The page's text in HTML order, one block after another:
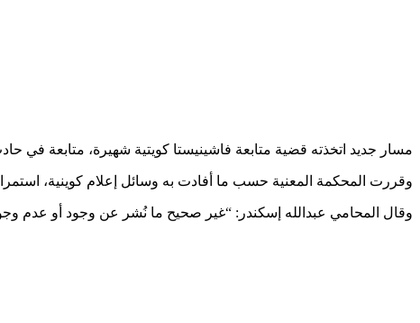
مسار جديد اتخذته قضية متابعة فاشينيستا كويتية شهيرة، متابعة
وقررت المحكمة المعنية حسب ما أفادت به وسائل إعلام كوينية،
وقال المحامي عبدالله إسكندر: “غير صحيح ما نُشر عن وجود أو عدم